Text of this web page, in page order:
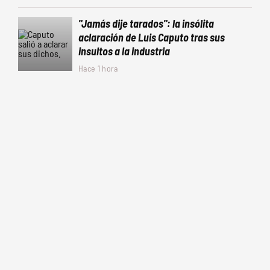
"Jamás dije tarados": la insólita
aclaración de Luis Caputo tras sus
insultos a la industria
Hace 1 hora